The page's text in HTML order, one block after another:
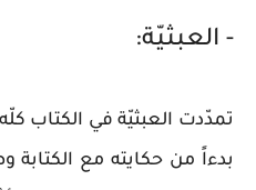
- العبثيّة:
تمدّدت العبثيّة في
بدءاً من حكايته مع الكتابة